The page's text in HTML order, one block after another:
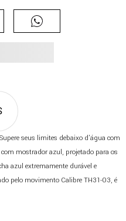
seus limites debaixo d'água com
mostrador azul, projetado para os
azul extremamente durável e
pelo movimento Calibre TH31-03, é